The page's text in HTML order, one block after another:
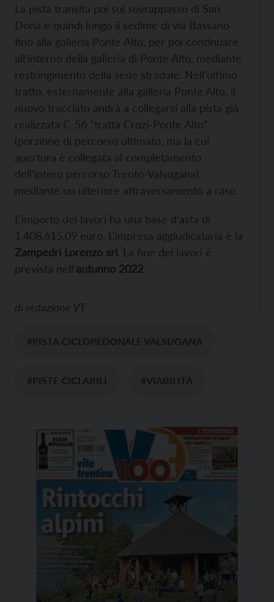
La pista transita poi sul sovrappasso di San
Donà e quindi lungo il sedime di via Bassano
fino alla galleria Ponte Alto, per poi continuare
all’interno della galleria di Ponte Alto, mediante
restringimento della sede stradale. Nell’ultimo
tratto, esternamente alla galleria Ponte Alto, il
nuovo tracciato andrà a collegarsi alla pista già
realizzata C-56 “tratta Crozi-Ponte Alto”
(porzione di percorso ultimato, ma la cui
apertura è collegata al completamento
dell’intero percorso Trento-Valsugana),
mediante un ulteriore attraversamento a raso.
L’importo dei lavori ha una base d’asta di
1.408.615,09 euro. L’impresa aggiudicataria è la
Zampedri Lorenzo srl. La fine dei lavori è
prevista nell’autunno 2022.
di redazione VT
#PISTA CICLOPEDONALE VALSUGANA
#PISTE CICLABILI #VIABILITÀ